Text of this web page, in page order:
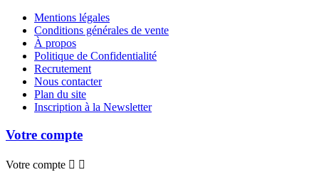
Mentions légales
Conditions générales de vente
À propos
Politique de Confidentialité
Recrutement
Nous contacter
Plan du site
Inscription à la Newsletter
Votre compte
Votre compte  